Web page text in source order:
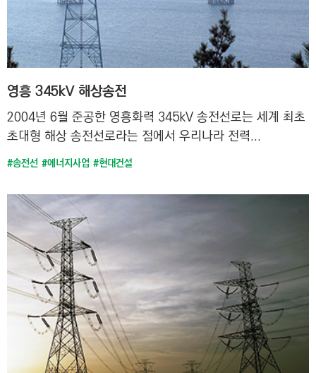
영흥 345kV 해상송전
2004년 6월 준공한 영흥화력 345kV 송전선로는 세계 최초
초대형 해상 송전선로라는 점에서 우리나라 전력...
#송전선 #에너지사업 #현대건설